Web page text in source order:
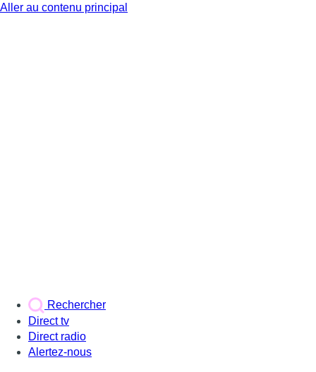
Aller au contenu principal
Rechercher
Direct tv
Direct radio
Alertez-nous